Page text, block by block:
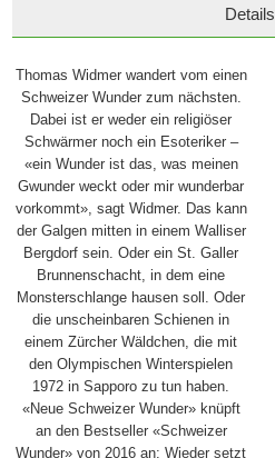
Details
Thomas Widmer wandert vom einen
Schweizer Wunder zum nächsten.
Dabei ist er weder ein religiöser
Schwärmer noch ein Esoteriker –
«ein Wunder ist das, was meinen
Gwunder weckt oder mir wunderbar
vorkommt», sagt Widmer. Das kann
der Galgen mitten in einem Walliser
Bergdorf sein. Oder ein St. Galler
Brunnenschacht, in dem eine
Monsterschlange hausen soll. Oder
die unscheinbaren Schienen in
einem Zürcher Wäldchen, die mit
den Olympischen Winterspielen
1972 in Sapporo zu tun haben.
«Neue Schweizer Wunder» knüpft
an den Bestseller «Schweizer
Wunder» von 2016 an: Wieder setzt